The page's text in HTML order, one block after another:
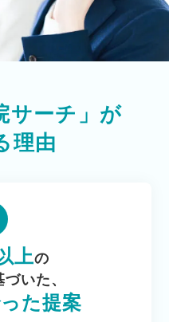
サーチ」が
理由
上の
いた、
た提案